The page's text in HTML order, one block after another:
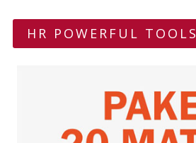
HR POWERFUL TOOLS